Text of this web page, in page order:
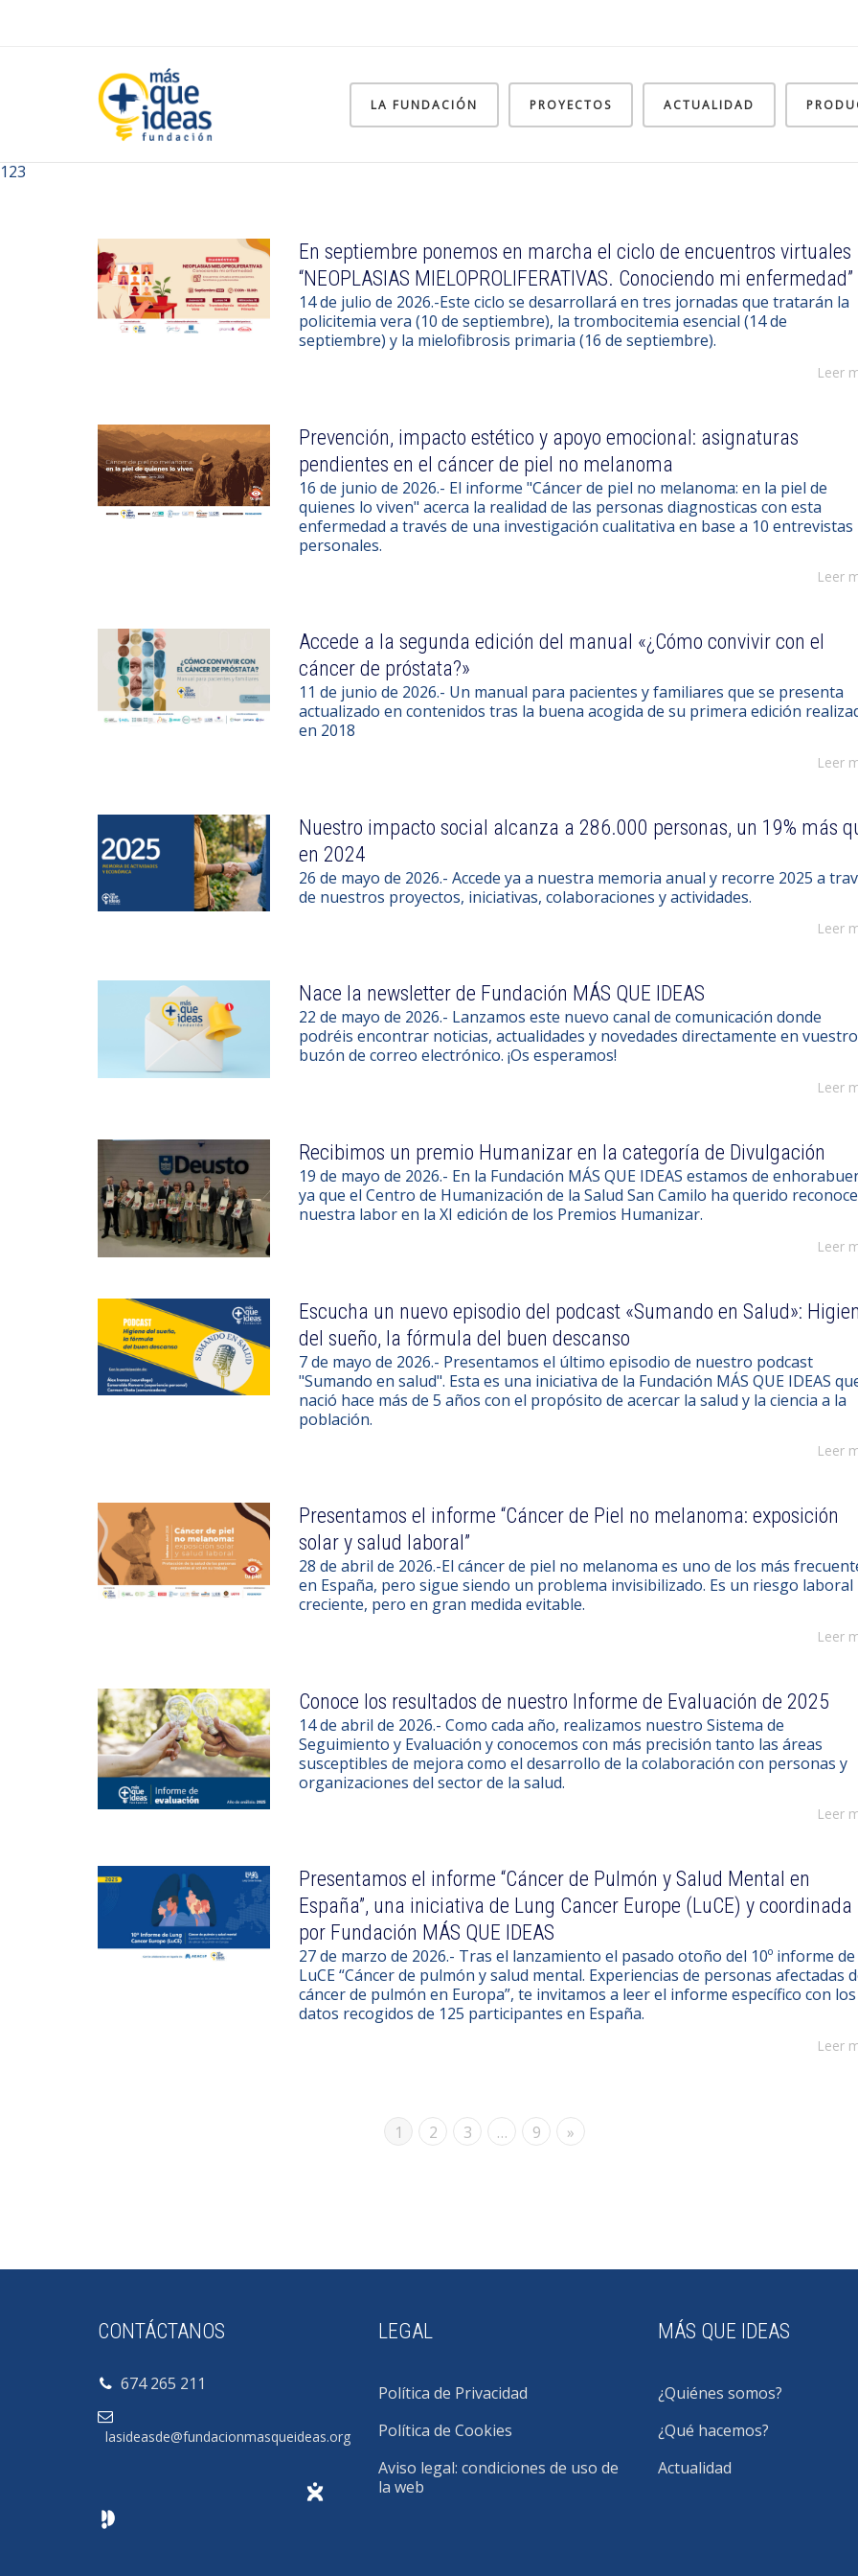
LA FUNDACIÓN PROYECTOS ACTUALIDAD
123
En septiembre ponemos en marcha el ciclo de encuentros virtuales
“NEOPLASIAS MIELOPROLIFERATIVAS. Conociendo mi enfermedad”
14 de julio de 2026.-Este ciclo se desarrollará en tres jornadas que tratarán la
policitemia vera (10 de septiembre), la trombocitemia esencial (14 de
septiembre) y la mielofibrosis primaria (16 de septiembre).
Leer
Prevención, impacto estético y apoyo emocional: asignaturas
pendientes en el cáncer de piel no melanoma
16 de junio de 2026.- El informe "Cáncer de piel no melanoma: en la piel de
quienes lo viven" acerca la realidad de las personas diagnosticas con esta
enfermedad a través de una investigación cualitativa en base a 10 entrevistas
personales.
Leer
Accede a la segunda edición del manual «¿Cómo convivir con el
cáncer de próstata?»
11 de junio de 2026.- Un manual para pacientes y familiares que se presenta
actualizado en contenidos tras la buena acogida de su primera edición
en 2018
Leer
Nuestro impacto social alcanza a 286.000 personas, un 19% más
en 2024
26 de mayo de 2026.- Accede ya a nuestra memoria anual y recorre 2025 a
de nuestros proyectos, iniciativas, colaboraciones y actividades.
Leer
Nace la newsletter de Fundación MÁS QUE IDEAS
22 de mayo de 2026.- Lanzamos este nuevo canal de comunicación donde
podréis encontrar noticias, actualidades y novedades directamente en vuestro
buzón de correo electrónico. ¡Os esperamos!
Leer
Recibimos un premio Humanizar en la categoría de Divulgación
19 de mayo de 2026.- En la Fundación MÁS QUE IDEAS estamos de
ya que el Centro de Humanización de la Salud San Camilo ha querido
nuestra labor en la XI edición de los Premios Humanizar.
Leer
Escucha un nuevo episodio del podcast «Sumando en Salud»:
del sueño, la fórmula del buen descanso
7 de mayo de 2026.- Presentamos el último episodio de nuestro podcast
"Sumando en salud". Esta es una iniciativa de la Fundación MÁS QUE IDEAS
nació hace más de 5 años con el propósito de acercar la salud y la ciencia a la
población.
Leer
Presentamos el informe “Cáncer de Piel no melanoma: exposición
solar y salud laboral”
28 de abril de 2026.-El cáncer de piel no melanoma es uno de los más
en España, pero sigue siendo un problema invisibilizado. Es un riesgo laboral
creciente, pero en gran medida evitable.
Leer
Conoce los resultados de nuestro Informe de Evaluación de 2025
14 de abril de 2026.- Como cada año, realizamos nuestro Sistema de
Seguimiento y Evaluación y conocemos con más precisión tanto las áreas
susceptibles de mejora como el desarrollo de la colaboración con personas y
organizaciones del sector de la salud.
Leer
Presentamos el informe “Cáncer de Pulmón y Salud Mental en
España”, una iniciativa de Lung Cancer Europe (LuCE) y coordinada
por Fundación MÁS QUE IDEAS
27 de marzo de 2026.- Tras el lanzamiento el pasado otoño del 10º informe de
LuCE “Cáncer de pulmón y salud mental. Experiencias de personas afectadas
cáncer de pulmón en Europa”, te invitamos a leer el informe específico con los
datos recogidos de 125 participantes en España.
Leer
1 2 3 … 9 »
CONTÁCTANOS
674 265 211
lasideasde@fundacionmasqueideas.org
LEGAL
Política de Privacidad
Política de Cookies
Aviso legal: condiciones de uso de
la web
MÁS QUE IDEAS
¿Quiénes somos?
¿Qué hacemos?
Actualidad